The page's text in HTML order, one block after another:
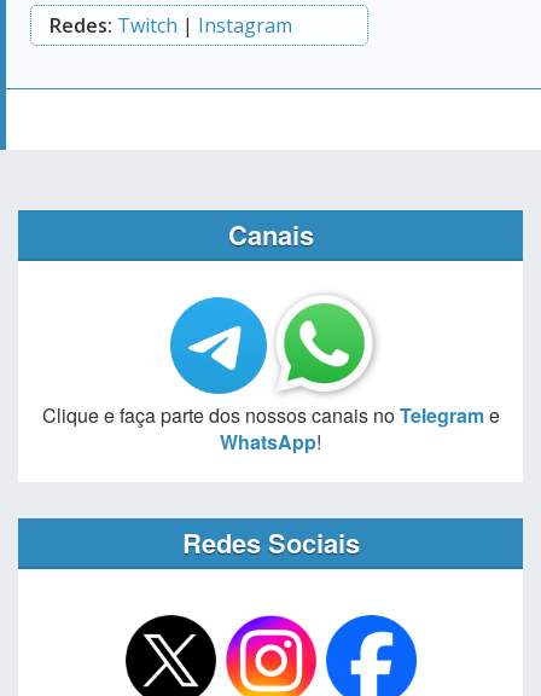
Redes: Twitch | Instagram
Canais
Clique e faça parte dos nossos canais noTelegrame
WhatsApp!
Redes Sociais